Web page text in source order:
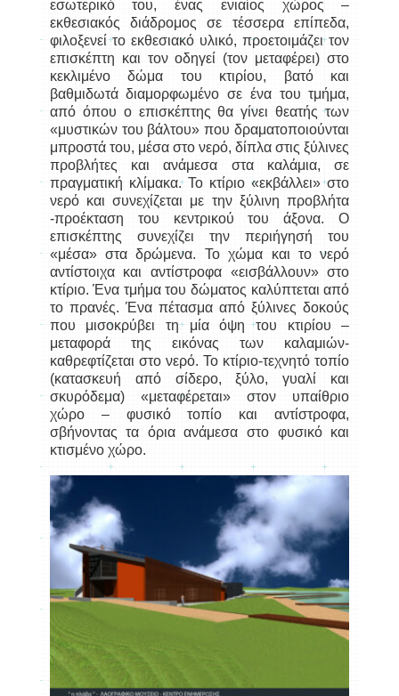
εσωτερικό του, ένας ενιαίος χώρος –
εκθεσιακός διάδρομος σε τέσσερα επίπεδα,
φιλοξενεί το εκθεσιακό υλικό, προετοιμάζει τον
επισκέπτη και τον οδηγεί (τον μεταφέρει) στο
κεκλιμένο δώμα του κτιρίου, βατό και
βαθμιδωτά διαμορφωμένο σε ένα του τμήμα,
από όπου ο επισκέπτης θα γίνει θεατής των
«μυστικών του βάλτου» που δραματοποιούνται
μπροστά του, μέσα στο νερό, δίπλα στις ξύλινες
προβλήτες και ανάμεσα στα καλάμια, σε
πραγματική κλίμακα. Το κτίριο «εκβάλλει» στο
νερό και συνεχίζεται με την ξύλινη προβλήτα
-προέκταση του κεντρικού του άξονα. Ο
επισκέπτης συνεχίζει την περιήγησή του
«μέσα» στα δρώμενα. Το χώμα και το νερό
αντίστοιχα και αντίστροφα «εισβάλλουν» στο
κτίριο. Ένα τμήμα του δώματος καλύπτεται από
το πρανές. Ένα πέτασμα από ξύλινες δοκούς
που μισοκρύβει τη μία όψη του κτιρίου –
μεταφορά της εικόνας των καλαμιών-
καθρεφτίζεται στο νερό. Το κτίριο-τεχνητό τοπίο
(κατασκευή από σίδερο, ξύλο, γυαλί και
σκυρόδεμα) «μεταφέρεται» στον υπαίθριο
χώρο – φυσικό τοπίο και αντίστροφα,
σβήνοντας τα όρια ανάμεσα στο φυσικό και
κτισμένο χώρο.